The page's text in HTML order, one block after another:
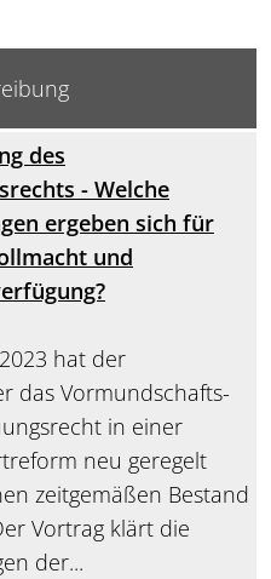
des
- Welche
ergeben sich für
und
hat der
das Vormundschafts-
in einer
neu geregelt
zeitgemäßen Bestand
Vortrag klärt die
der...